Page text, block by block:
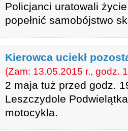
Policjanci uratowali
popełnić samobójstwo
Kierowca uciekł
(Zam: 13.05.2015 r., godz.
2 maja tuż przed godz.
Leszczydole
motocykla.